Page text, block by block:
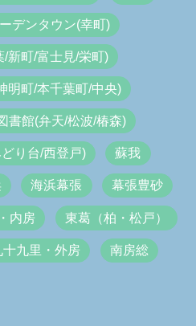
デンタウン(幸町)
/新町/富士見/栄町)
明町/本千葉町/中央)
書館(弁天/松波/椿森)
り台/西登戸) 蘇我
海浜幕張 幕張豊砂
内房 東葛（柏・松戸）
十九里・外房 南房総